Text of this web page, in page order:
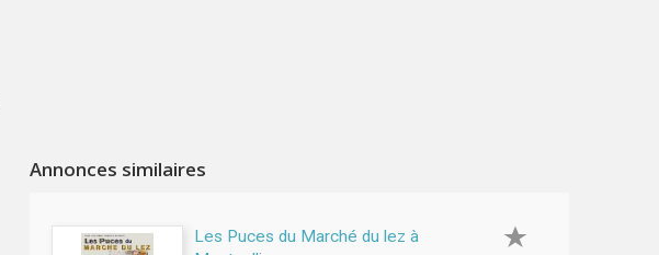
Annonces similaires
Les Puces du Marché du lez à